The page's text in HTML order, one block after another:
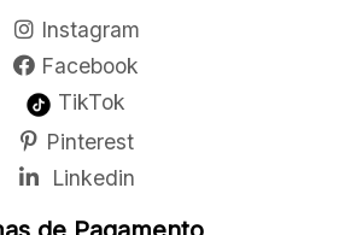
Instagram
Facebook
TikTok
Pinterest
Linkedin